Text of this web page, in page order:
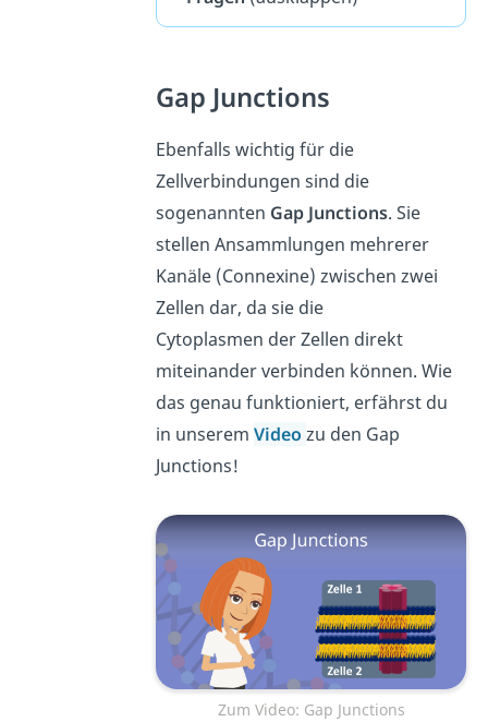
Gap Junctions
Ebenfalls wichtig für die
Zellverbindungen sind die
sogenannten Gap Junctions. Sie
stellen Ansammlungen mehrerer
Kanäle (Connexine) zwischen zwei
Zellen dar, da sie die
Cytoplasmen der Zellen direkt
miteinander verbinden können. Wie
das genau funktioniert, erfährst du
in unseremVideozu den Gap
Junctions!
Zum Video: Gap Junctions